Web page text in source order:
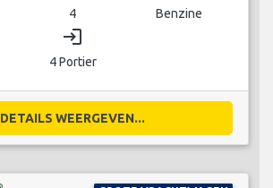
4 Benzine
login
4 Portier
DETAILS WEERGEVEN...